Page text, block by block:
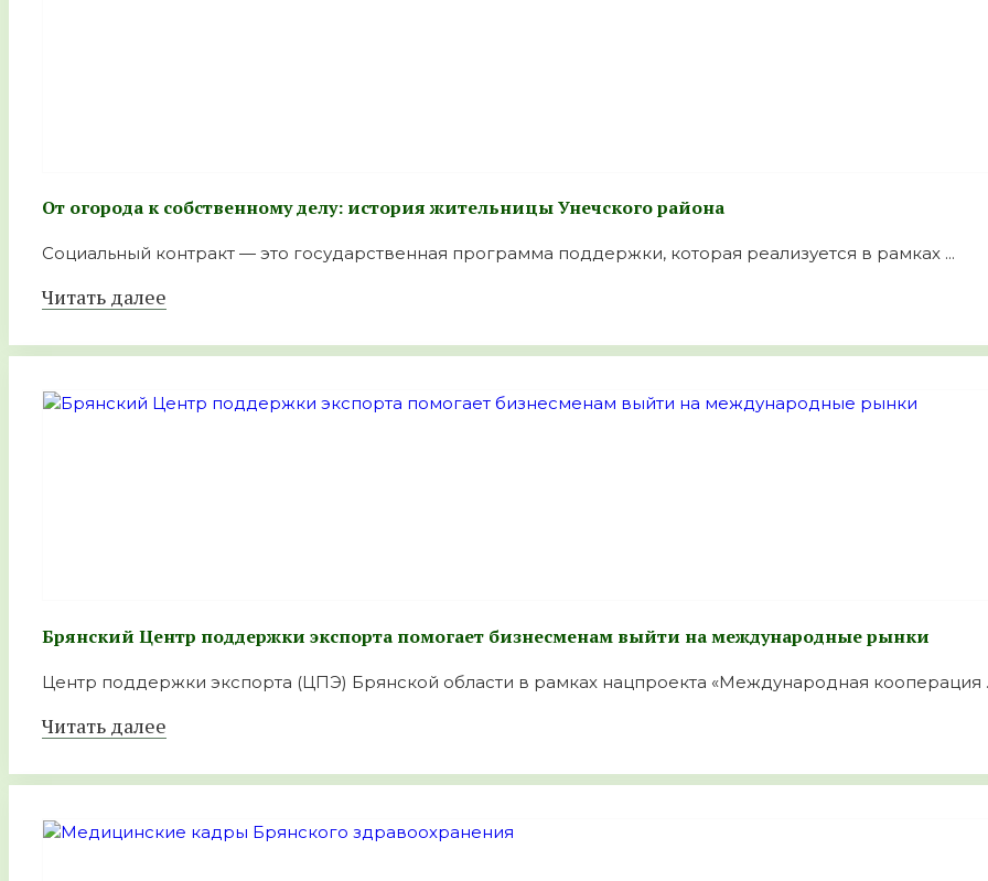
От огорода к собственному делу: история жительницы Унечского района
Социальный контракт — это государственная программа поддержки, которая реализуется в рамках ...
Читать далее
Брянский Центр поддержки экспорта помогает бизнесменам выйти на международные рынки
Центр поддержки экспорта (ЦПЭ) Брянской области в рамках нацпроекта «Международная кооперация
Читать далее